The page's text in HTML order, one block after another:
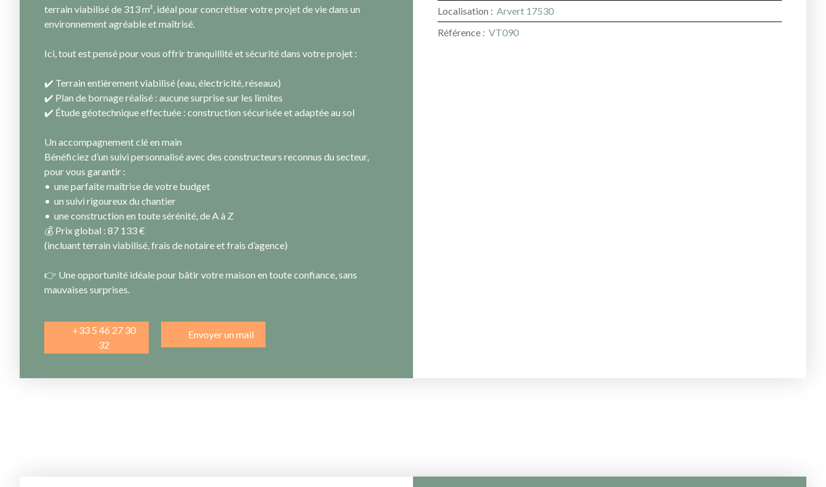
terrain viabilisé de 313 m², idéal pour concrétiser votre projet de vie dans un
environnement agréable et maîtrisé.
Ici, tout est pensé pour vous offrir tranquillité et sécurité dans votre projet :
✔️ Terrain entièrement viabilisé (eau, électricité, réseaux)
✔️ Plan de bornage réalisé : aucune surprise sur les limites
✔️ Étude géotechnique effectuée : construction sécurisée et adaptée au sol
Un accompagnement clé en main
Bénéficiez d’un suivi personnalisé avec des constructeurs reconnus du secteur,
pour vous garantir :
une parfaite maîtrise de votre budget
un suivi rigoureux du chantier
une construction en toute sérénité, de A à Z
💰 Prix global : 87 133 €
(incluant terrain viabilisé, frais de notaire et frais d’agence)
👉 Une opportunité idéale pour bâtir votre maison en toute confiance, sans
mauvaises surprises.
+33 5 46 27 30
32
Envoyer un mail
Localisation : Arvert 17530
Référence : VT090